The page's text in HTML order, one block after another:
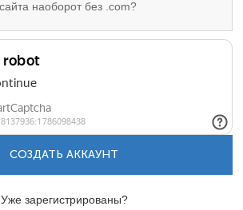
СОЗДАТЬ АККАУНТ
Уже зарегистрированы?